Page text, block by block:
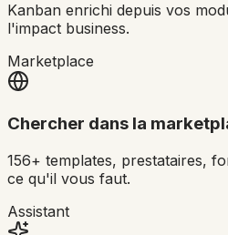
Kanban enrichi depuis vos
l'impact business.
Marketplace
Chercher dans la
156+ templates, prestataires,
ce qu'il vous faut.
Assistant